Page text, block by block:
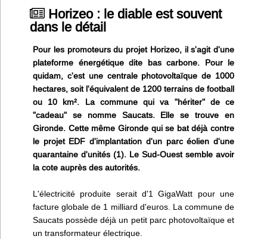
Nous contacter
Horizeo : le diable est souvent
dans le détail
Pour les promoteurs du projet Horizeo, il s'agit d'une
plateforme énergétique dite bas carbone. Pour le
quidam, c'est une centrale photovoltaïque de 1000
hectares, soit l'équivalent de 1200 terrains de football
ou 10 km². La commune qui va "hériter" de ce
"cadeau" se nomme Saucats. Elle se trouve en
Gironde. Cette même Gironde qui se bat déjà contre
le projet EDF d'implantation d'un parc éolien d'une
quarantaine d'unités (1). Le Sud-Ouest semble avoir
la cote auprès des autorités.
L'électricité produite serait d'1 GigaWatt pour une
facture globale de 1 milliard d'euros. La commune de
Saucats possède déjà un petit parc photovoltaïque et
un transformateur électrique.